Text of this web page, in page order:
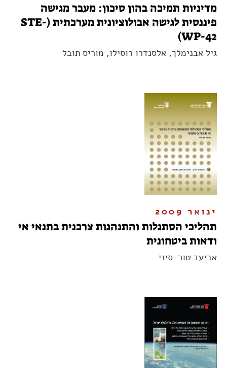
מדיניות תמיכה בהון סיכון: מעבר מגישה
פיננסית לגישה אבולוציונית מערכתית (STE-
WP-42)
גיל אבנימלך, אלסנדרו רוסילו, מוריס תובל
ינואר 2009
תהליכי הסתגלות והתנהגות צרכנית בתנאי אי
ודאות ביטחונית
אביעד טור-סיני